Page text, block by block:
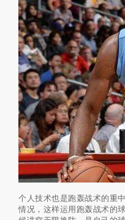
个人技术也是跑轰战术的重
情况，这样运用跑轰战术的